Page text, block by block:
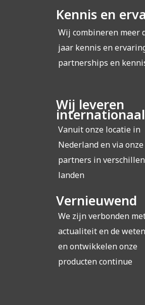
Kennis en
Wij combineren meer
jaar kennis en
partnerships en
Wij leveren
internationaal
Vanuit onze locatie in
Nederland en via onze
partners in
landen
Vernieuwend
We zijn verbonden
actualiteit en de
en ontwikkelen onze
producten continue